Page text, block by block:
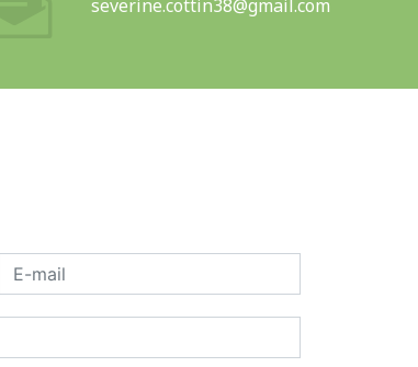
severine.cottin38@gmail.com